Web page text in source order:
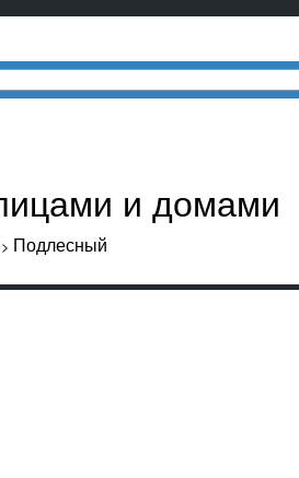
и домами
> Подлесный